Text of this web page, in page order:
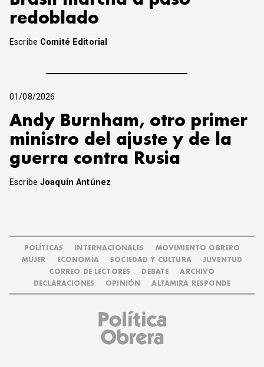
redoblado
Escribe Comité Editorial
01/08/2026
Andy Burnham, otro primer
ministro del ajuste y de la
guerra contra Rusia
EscribeJoaquín Antúnez
POLÍTICAS INTERNACIONALES
MOVIMIENTO OBRERO
MUJER
ECONOMÍA SOCIEDAD Y CULTURA
JUVENTUD
CORREO DE LECTORES
DEBATE
ARCHIVO
DECLARACIONES
OPINIÓN ALTAMIRA RESPONDE